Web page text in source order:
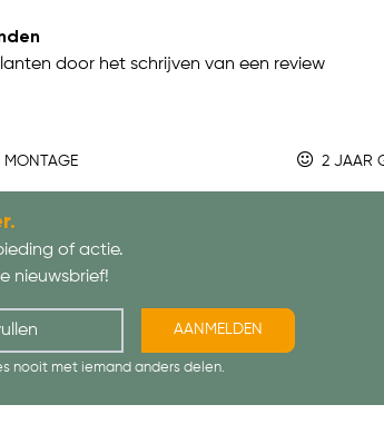
door het schrijven van een review
MONTAGE 2 JAAR
of actie.
nieuwsbrief!
AANMELDEN
nooit met iemand anders delen.